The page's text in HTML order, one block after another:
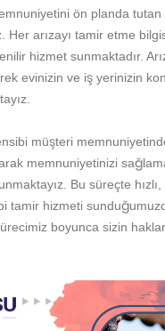
ön planda tutan
Her arızayı tamir etme
hizmet sunmaktadır.
evinizin ve iş yerinizin
müşteri
memnuniyetinizi
Bu süreçte
tamir hizmeti
boyunca sizin